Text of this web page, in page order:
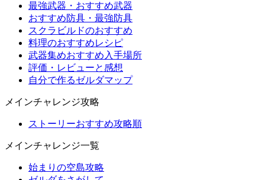
最強武器・おすすめ武器
おすすめ防具・最強防具
スクラビルドのおすすめ
料理のおすすめレシピ
武器集めおすすめ入手場所
評価・レビューと感想
自分で作るゼルダマップ
メインチャレンジ攻略
ストーリーおすすめ攻略順
メインチャレンジ一覧
始まりの空島攻略